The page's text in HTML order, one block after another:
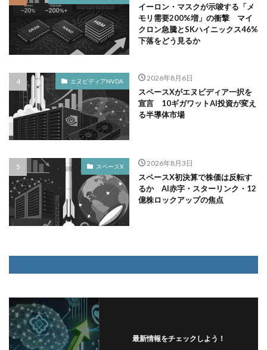
イーロン・マスクが示唆する「メ
モリ需要200%増」の衝撃 マイ
クロン急騰とSKハイニックス46%
下落をどう見るか
エヌビディアNVDA 2026年8月6日
スペースXがエヌビディア一択を
宣言 10ギガワットAI投資が変え
る半導体市場
スペースX 2026年8月3日
スペースX初決算で株価は反転す
るか AI赤字・スターリンク・12
億株ロックアップの焦点
最新情報をチェックしよう！